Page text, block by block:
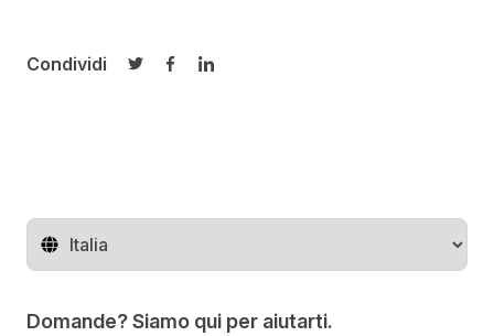
Condividi
Condividi su Twitter
Condividi su Facebook
Condividi su LinkedIn
Cambia regione
Domande? Siamo qui per aiutarti.